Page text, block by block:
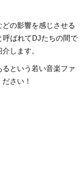
の影響を感じさせる
呼ばれてDJたちの間で
します。
という若い音楽ファ
さい！